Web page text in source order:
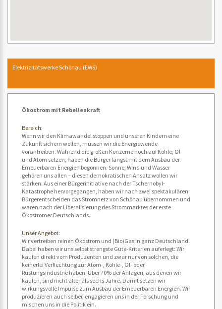
Elektrizitätswerke Schönau (EWS)
Ökostrom mit Rebellenkraft
Bereich:
Wenn wir den Klimawandel stoppen und unseren Kindern eine
Zukunft sichern wollen, müssen wir die Energiewende
vorantreiben. Während die großen Konzerne noch auf Kohle, Öl
und Atom setzen, haben die Bürger längst mit dem Ausbau der
Erneuerbaren Energien begonnen. Sonne, Wind und Wasser
gehören uns allen – diesen demokratischen Ansatz wollen wir
stärken. Aus einer Bürgerinitiative nach der Tschernobyl-
Katastrophe hervorgegangen, haben wir nach zwei spektakulären
Bürgerentscheiden das Stromnetz von Schönau übernommen und
waren nach der Liberalisierung des Strommarktes der erste
Ökostromer Deutschlands.
Unser Angebot:
Wir vertreiben reinen Ökostrom und (Bio)Gas in ganz Deutschland.
Dabei haben wir uns selbst strengste Güte-Kriterien auferlegt: Wir
kaufen direkt vom Produzenten und zwar nur von solchen, die
keinerlei Verflechtung zur Atom-, Kohle-, Öl- oder
Rüstungsindustrie haben. Über 70% der Anlagen, aus denen wir
kaufen, sind nicht älter als sechs Jahre. Damit setzen wir
wirkungsvolle Impulse zum Ausbau der Erneuerbaren Energien. Wir
produzieren auch selber, engagieren uns in der Forschung und
mischen uns in die Politik ein.